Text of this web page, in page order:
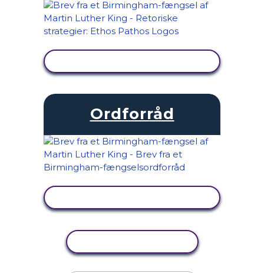
Ordforråd